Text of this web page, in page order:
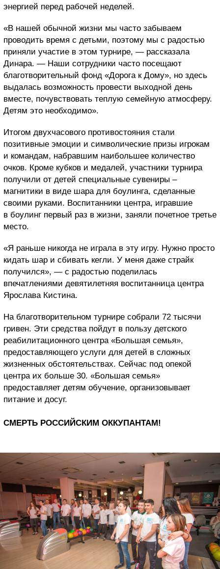
энергией перед рабочей неделей.
«В нашей обычной жизни мы часто забываем
проводить время с детьми, поэтому мы с радостью
приняли участие в этом турнире, — рассказала
Динара. — Наши сотрудники часто посещают
благотворительный фонд «Дорога к Дому», но здесь
выдалась возможность провести выходной день
вместе, почувствовать теплую семейную атмосферу.
Детям это необходимо».
Итогом двухчасового противостояния стали
позитивные эмоции и символические призы игрокам
и командам, набравшим наибольшее количество
очков. Кроме кубков и медалей, участники турнира
получили от детей специальные сувениры –
магнитики в виде шара для боулинга, сделанные
своими руками. Воспитанники центра, игравшие
в боулинг первый раз в жизни, заняли почетное третье
место.
«Я раньше никогда не играла в эту игру. Нужно просто
кидать шар и сбивать кегли. У меня даже страйк
получился», — с радостью поделилась
впечатлениями девятилетняя воспитанница центра
Ярослава Кистина.
На благотворительном турнире собрали 72 тысячи
гривен. Эти средства пойдут в пользу детского
реабилитационного центра «Большая семья»,
предоставляющего услуги для детей в сложных
жизненных обстоятельствах. Сейчас под опекой
центра их больше 30. «Большая семья»
предоставляет детям обучение, организовывает
питание и досуг.
СМЕРТЬ РОССИЙСКИМ ОККУПАНТАМ!